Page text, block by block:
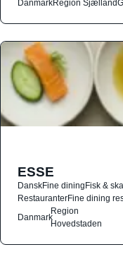
DanmarkRegion Sjælland
ESSE
DanskFine diningFisk &
RestauranterFine dining
Danmark
Region
Hovedstaden